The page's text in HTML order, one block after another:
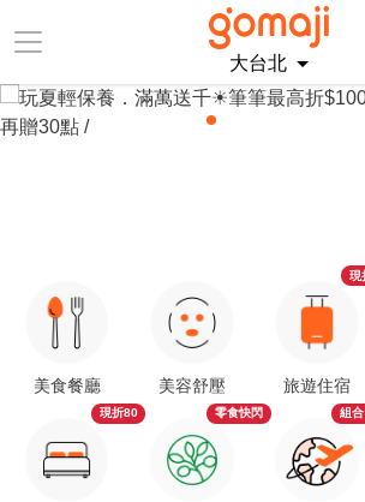
大台北
美食餐廳
現折80
美容舒壓
零食快閃
旅遊住宿
現
組